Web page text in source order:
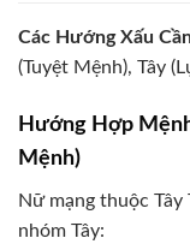
Các Hướng Xấu
(Tuyệt Mệnh), Tây
Hướng Hợp
Mệnh)
Nữ mạng thuộc
nhóm Tây: